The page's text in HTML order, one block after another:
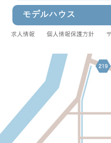
モデルハウス
求人情報 個人情報保護方針